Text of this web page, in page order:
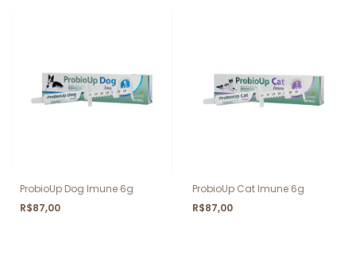
ProbioUp Dog Imune 6g
R$87,00
ProbioUp Cat Imune 6g
R$87,00